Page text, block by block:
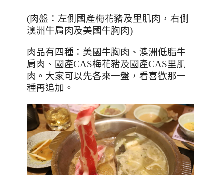
(肉盤：左側國產梅花豬及里肌肉，右側
澳洲牛肩肉及美國牛胸肉)
肉品有四種：美國牛胸肉、澳洲低脂牛
肩肉、國產CAS梅花豬及國產CAS里肌
肉。大家可以先各來一盤，看喜歡那一
種再追加。